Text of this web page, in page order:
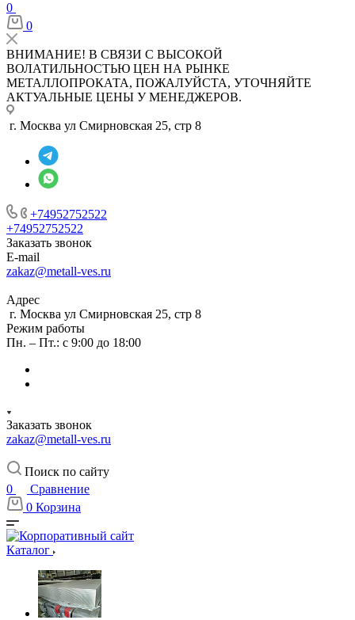
0
0
ВНИМАНИЕ! В СВЯЗИ С ВЫСОКОЙ
ВОЛАТИЛЬНОСТЬЮ ЦЕН НА РЫНКЕ
МЕТАЛЛОПРОКАТА, ПОЖАЛУЙСТА, УТОЧНЯЙТЕ
АКТУАЛЬНЫЕ ЦЕНЫ У МЕНЕДЖЕРОВ.
г. Москва ул Смирновская 25, стр 8
+74952752522
+74952752522
Заказать звонок
E-mail
zakaz@metall-ves.ru
Адрес
г. Москва ул Смирновская 25, стр 8
Режим работы
Пн. – Пт.: с 9:00 до 18:00
Заказать звонок
zakaz@metall-ves.ru
Поиск по сайту
0
Сравнение
0 Корзина
Каталог